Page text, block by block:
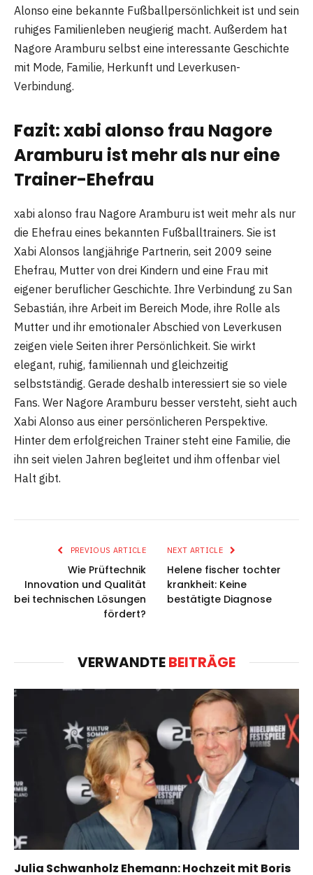
Alonso eine bekannte Fußballpersönlichkeit ist und sein
ruhiges Familienleben neugierig macht. Außerdem hat
Nagore Aramburu selbst eine interessante Geschichte
mit Mode, Familie, Herkunft und Leverkusen-
Verbindung.
Fazit: xabi alonso frau Nagore
Aramburu ist mehr als nur eine
Trainer-Ehefrau
xabi alonso frau Nagore Aramburu ist weit mehr als nur
die Ehefrau eines bekannten Fußballtrainers. Sie ist
Xabi Alonsos langjährige Partnerin, seit 2009 seine
Ehefrau, Mutter von drei Kindern und eine Frau mit
eigener beruflicher Geschichte. Ihre Verbindung zu San
Sebastián, ihre Arbeit im Bereich Mode, ihre Rolle als
Mutter und ihr emotionaler Abschied von Leverkusen
zeigen viele Seiten ihrer Persönlichkeit. Sie wirkt
elegant, ruhig, familiennah und gleichzeitig
selbstständig. Gerade deshalb interessiert sie so viele
Fans. Wer Nagore Aramburu besser versteht, sieht auch
Xabi Alonso aus einer persönlicheren Perspektive.
Hinter dem erfolgreichen Trainer steht eine Familie, die
ihn seit vielen Jahren begleitet und ihm offenbar viel
Halt gibt.
PREVIOUS ARTICLE
Wie Prüftechnik
Innovation und Qualität
bei technischen Lösungen
fördert?
NEXT ARTICLE
Helene fischer tochter
krankheit: Keine
bestätigte Diagnose
VERWANDTEBEITRÄGE
Julia Schwanholz Ehemann: Hochzeit mit Boris